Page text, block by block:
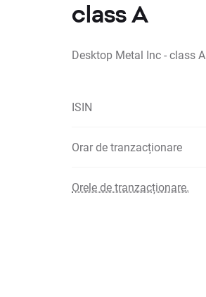
class A
Desktop Metal Inc - class A
ISIN
Orar de tranzacționare
Orele de tranzacționare.